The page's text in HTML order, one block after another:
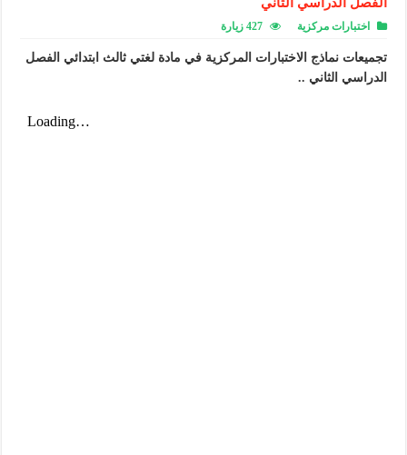
اختبارات مركزية 427 زيارة
تجميعات نماذج الاختبارات المركزية في مادة لغتي ثالث ابتدائي الفصل
الدراسي الثاني ..